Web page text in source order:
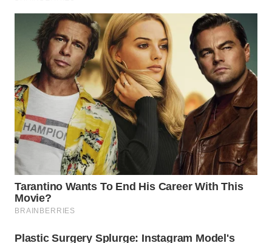
WN
KUNINGAN
WN
MAJALENGKA
WN
SUBANG
SUKABUMI
WN